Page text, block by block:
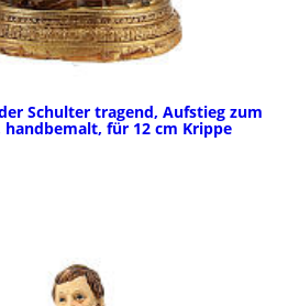
Schulter tragend, Aufstieg zum
handbemalt, für 12 cm Krippe